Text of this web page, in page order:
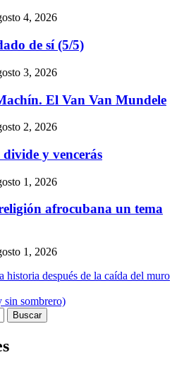
4, 2026
de sí (5/5)
3, 2026
El Van Van Mundele
2, 2026
y vencerás
1, 2026
afrocubana un tema
1, 2026
historia después de la caída del muro
sin sombrero)